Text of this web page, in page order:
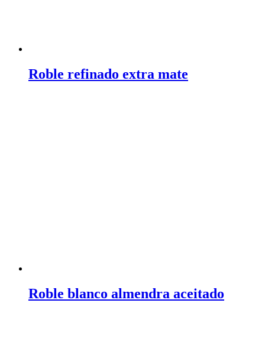
Roble refinado extra mate
Roble blanco almendra aceitado